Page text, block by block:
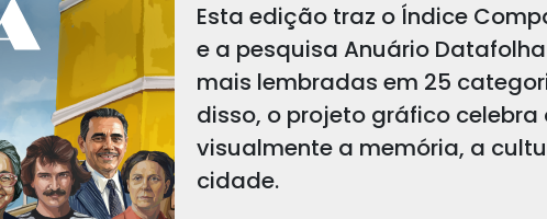
Esta edição traz o Índice
e a pesquisa Anuário
mais lembradas em 25
disso, o projeto gráfico
visualmente a memória, a
cidade.